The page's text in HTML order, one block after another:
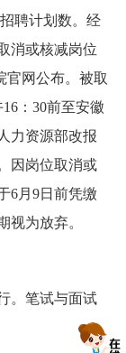
聘计划数。经
消或核减岗位
官网公布。被取
：30前至安徽
力资源部改报
因岗位取消或
6月9日前凭缴
视为放弃。
。笔试与面试